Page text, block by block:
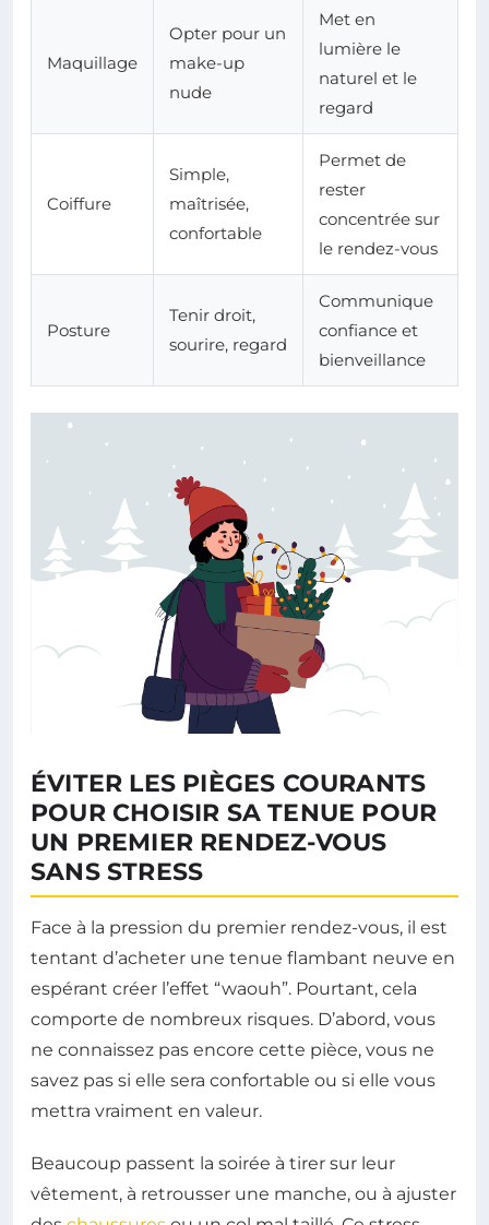
Maquillage
Opter pour un
make-up
nude
Met en
lumière le
naturel et le
regard
Coiffure
Simple,
maîtrisée,
confortable
Permet de
rester
concentrée sur
le rendez-vous
Posture
Tenir droit,
sourire, regard
Communique
confiance et
bienveillance
ÉVITER LES PIÈGES COURANTS
POUR CHOISIR SA TENUE POUR
UN PREMIER RENDEZ-VOUS
SANS STRESS
Face à la pression du premier rendez-vous, il est
tentant d’acheter une tenue flambant neuve en
espérant créer l’effet “waouh”. Pourtant, cela
comporte de nombreux risques. D’abord, vous
ne connaissez pas encore cette pièce, vous ne
savez pas si elle sera confortable ou si elle vous
mettra vraiment en valeur.
Beaucoup passent la soirée à tirer sur leur
vêtement, à retrousser une manche, ou à ajuster